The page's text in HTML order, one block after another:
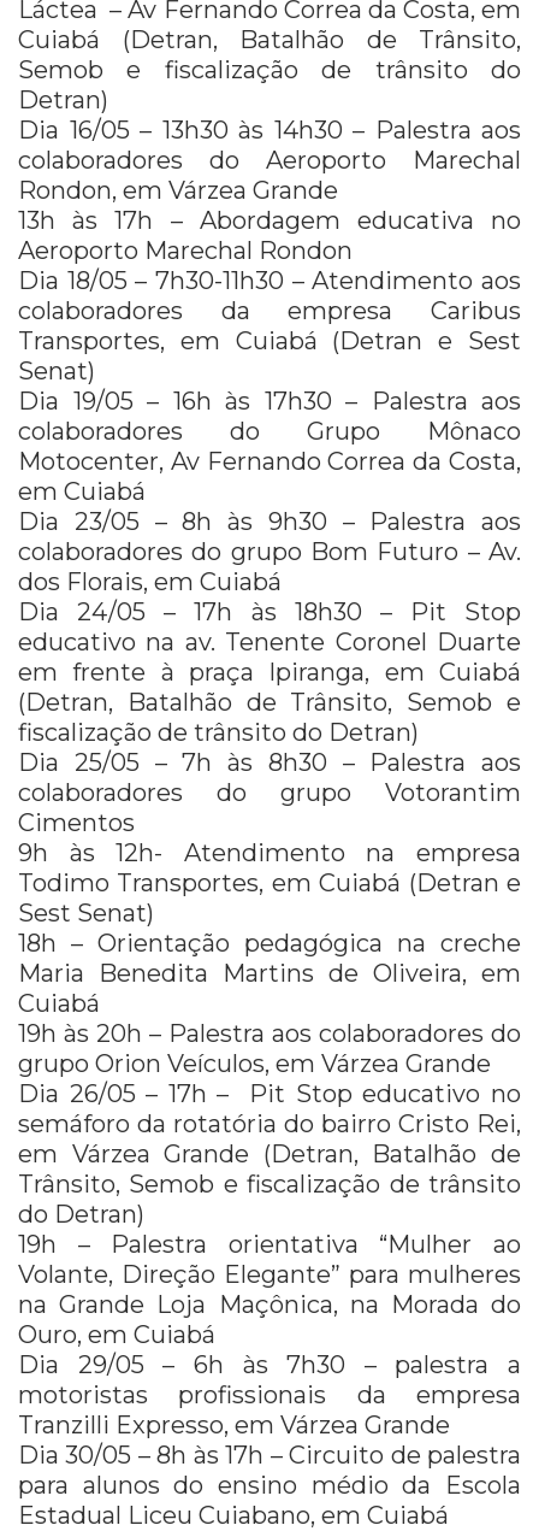
Láctea – Av Fernando Correa da Costa, em
Cuiabá (Detran, Batalhão de Trânsito,
Semob e fiscalização de trânsito do
Detran)
Dia 16/05 – 13h30 às 14h30 – Palestra aos
colaboradores do Aeroporto Marechal
Rondon, em Várzea Grande
13h às 17h – Abordagem educativa no
Aeroporto Marechal Rondon
Dia 18/05 – 7h30-11h30 – Atendimento aos
colaboradores da empresa Caribus
Transportes, em Cuiabá (Detran e Sest
Senat)
Dia 19/05 – 16h às 17h30 – Palestra aos
colaboradores do Grupo Mônaco
Motocenter, Av Fernando Correa da Costa,
em Cuiabá
Dia 23/05 – 8h às 9h30 – Palestra aos
colaboradores do grupo Bom Futuro – Av.
dos Florais, em Cuiabá
Dia 24/05 – 17h às 18h30 – Pit Stop
educativo na av. Tenente Coronel Duarte
em frente à praça Ipiranga, em Cuiabá
(Detran, Batalhão de Trânsito, Semob e
fiscalização de trânsito do Detran)
Dia 25/05 – 7h às 8h30 – Palestra aos
colaboradores do grupo Votorantim
Cimentos
9h às 12h- Atendimento na empresa
Todimo Transportes, em Cuiabá (Detran e
Sest Senat)
18h – Orientação pedagógica na creche
Maria Benedita Martins de Oliveira, em
Cuiabá
19h às 20h – Palestra aos colaboradores do
grupo Orion Veículos, em Várzea Grande
Dia 26/05 – 17h – Pit Stop educativo no
semáforo da rotatória do bairro Cristo Rei,
em Várzea Grande (Detran, Batalhão de
Trânsito, Semob e fiscalização de trânsito
do Detran)
19h – Palestra orientativa “Mulher ao
Volante, Direção Elegante” para mulheres
na Grande Loja Maçônica, na Morada do
Ouro, em Cuiabá
Dia 29/05 – 6h às 7h30 – palestra a
motoristas profissionais da empresa
Tranzilli Expresso, em Várzea Grande
Dia 30/05 – 8h às 17h – Circuito de palestra
para alunos do ensino médio da Escola
Estadual Liceu Cuiabano, em Cuiabá